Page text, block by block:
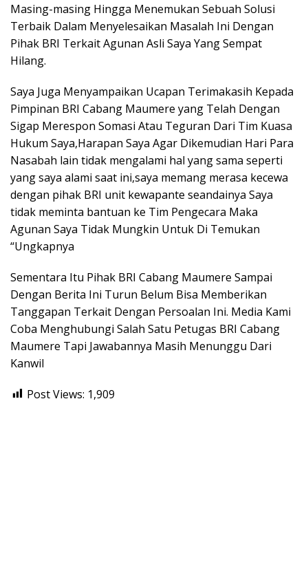
Masing-masing Hingga Menemukan Sebuah Solusi
Terbaik Dalam Menyelesaikan Masalah Ini Dengan
Pihak BRI Terkait Agunan Asli Saya Yang Sempat
Hilang.
Saya Juga Menyampaikan Ucapan Terimakasih Kepada
Pimpinan BRI Cabang Maumere yang Telah Dengan
Sigap Merespon Somasi Atau Teguran Dari Tim Kuasa
Hukum Saya,Harapan Saya Agar Dikemudian Hari Para
Nasabah lain tidak mengalami hal yang sama seperti
yang saya alami saat ini,saya memang merasa kecewa
dengan pihak BRI unit kewapante seandainya Saya
tidak meminta bantuan ke Tim Pengecara Maka
Agunan Saya Tidak Mungkin Untuk Di Temukan
“Ungkapnya
Sementara Itu Pihak BRI Cabang Maumere Sampai
Dengan Berita Ini Turun Belum Bisa Memberikan
Tanggapan Terkait Dengan Persoalan Ini. Media Kami
Coba Menghubungi Salah Satu Petugas BRI Cabang
Maumere Tapi Jawabannya Masih Menunggu Dari
Kanwil
Post Views: 1,909